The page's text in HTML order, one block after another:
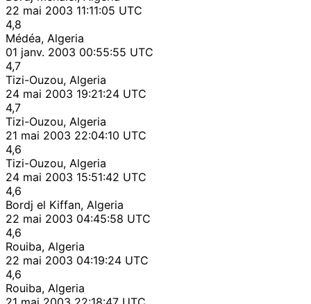
22 mai 2003 11:11:05 UTC
4,8
Médéa, Algeria
01 janv. 2003 00:55:55 UTC
4,7
Tizi-Ouzou, Algeria
24 mai 2003 19:21:24 UTC
4,7
Tizi-Ouzou, Algeria
21 mai 2003 22:04:10 UTC
4,6
Tizi-Ouzou, Algeria
24 mai 2003 15:51:42 UTC
4,6
Bordj el Kiffan, Algeria
22 mai 2003 04:45:58 UTC
4,6
Rouiba, Algeria
22 mai 2003 04:19:24 UTC
4,6
Rouiba, Algeria